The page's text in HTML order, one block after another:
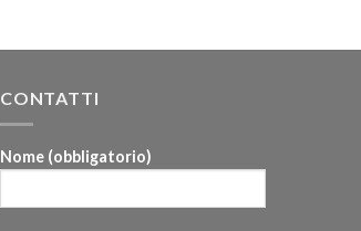
CONTATTI
Nome (obbligatorio)